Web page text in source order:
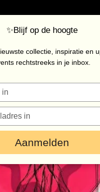
de nieuwste collectie en
onze nieuwsbrief
✨Blijf op de hoogte
collectie, inspiratie en
rechtstreeks in je inbox.
Aanmelden